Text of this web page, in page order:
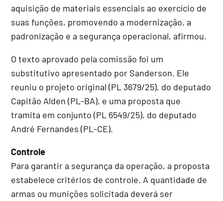
aquisição de materiais essenciais ao exercício de
suas funções, promovendo a modernização, a
padronização e a segurança operacional, afirmou.
O texto aprovado pela comissão foi um
substitutivo apresentado por Sanderson. Ele
reuniu o projeto original (PL 3679/25), do deputado
Capitão Alden (PL-BA), e uma proposta que
tramita em conjunto (PL 6549/25), do deputado
André Fernandes (PL-CE).
Controle
Para garantir a segurança da operação, a proposta
estabelece critérios de controle. A quantidade de
armas ou munições solicitada deverá ser